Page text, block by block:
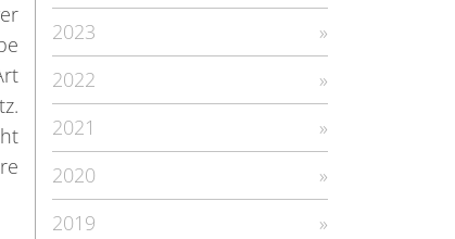
2023
2022
2021
2020
2019